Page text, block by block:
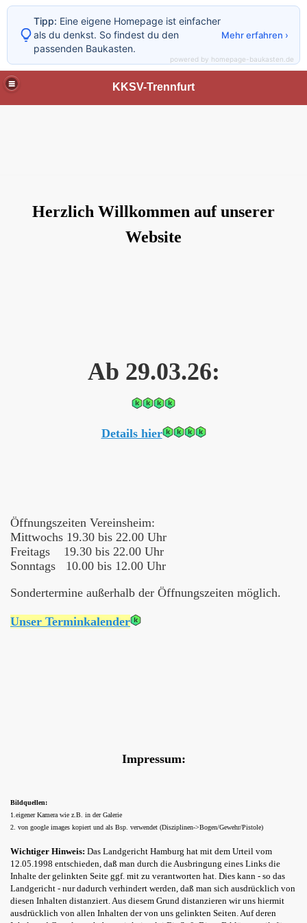
KKSV-Trennfurt
Herzlich Willkommen auf unserer
Website
Ab 29.03.26:
Details hier
Öffnungszeiten Vereinsheim:
Mittwochs 19.30 bis 22.00 Uhr
Freitags 19.30 bis 22.00 Uhr
Sonntags 10.00 bis 12.00 Uhr
Sondertermine außerhalb der Öffnungszeiten möglich.
Unser Terminkalender
Impressum:
Bildquellen:
1.eigener Kamera wie z.B. in der Galerie
2. von google images kopiert und als Bsp. verwendet (Disziplinen->Bogen/Gewehr/Pistole)
Wichtiger Hinweis: Das Landgericht Hamburg hat mit dem Urteil vom
12.05.1998 entschieden, daß man durch die Ausbringung eines Links die
Inhalte der gelinkten Seite ggf. mit zu verantworten hat. Dies kann - so das
Landgericht - nur dadurch verhindert werden, daß man sich ausdrücklich von
diesen Inhalten distanziert. Aus diesem Grund distanzieren wir uns hiermit
ausdrücklich von allen Inhalten der von uns gelinkten Seiten. Auf deren
Tipp: Eine eigene Homepage ist einfacher
als du denkst. So findest du den
passenden Baukasten.
Mehr erfahren ›
powered by homepage-baukasten.de